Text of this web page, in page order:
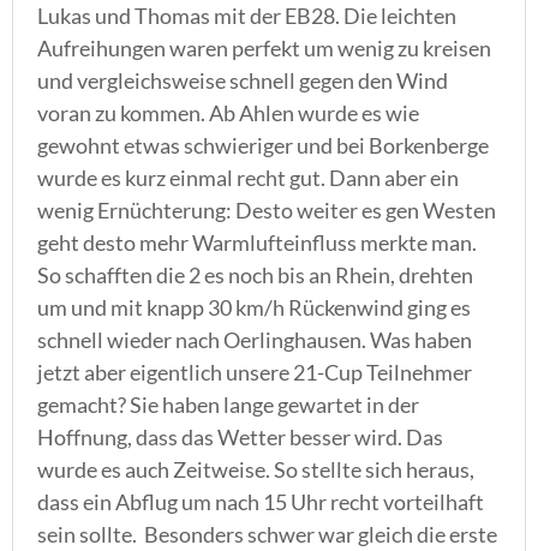
Lukas und Thomas mit der EB28. Die leichten
Aufreihungen waren perfekt um wenig zu kreisen
und vergleichsweise schnell gegen den Wind
voran zu kommen. Ab Ahlen wurde es wie
gewohnt etwas schwieriger und bei Borkenberge
wurde es kurz einmal recht gut. Dann aber ein
wenig Ernüchterung: Desto weiter es gen Westen
geht desto mehr Warmlufteinfluss merkte man.
So schafften die 2 es noch bis an Rhein, drehten
um und mit knapp 30 km/h Rückenwind ging es
schnell wieder nach Oerlinghausen. Was haben
jetzt aber eigentlich unsere 21-Cup Teilnehmer
gemacht? Sie haben lange gewartet in der
Hoffnung, dass das Wetter besser wird. Das
wurde es auch Zeitweise. So stellte sich heraus,
dass ein Abflug um nach 15 Uhr recht vorteilhaft
sein sollte. Besonders schwer war gleich die erste